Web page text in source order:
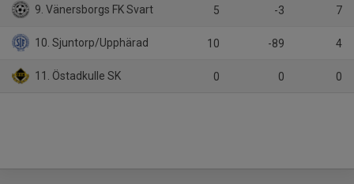
9. Vänersborgs FK Svart 5 -3 7
10. Sjuntorp/Upphärad 10 -89 4
11. Östadkulle SK 0 0 0